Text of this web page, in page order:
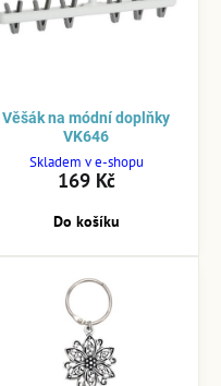
Věšák na módní doplňky
VK646
Skladem v e-shopu
169 Kč
Do košíku